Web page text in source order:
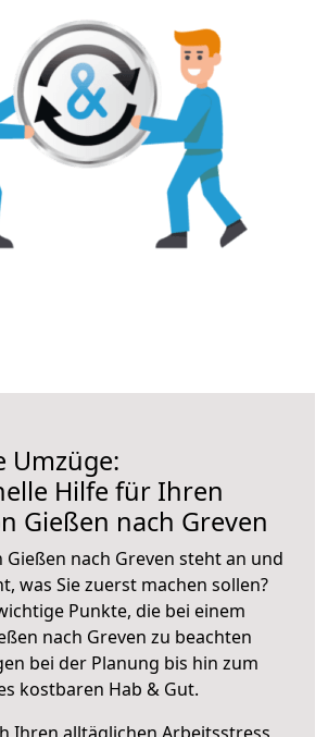
Umzüge:
Hilfe für Ihren
Gießen nach Greven
nach Greven steht an und
was Sie zuerst machen sollen?
Punkte, die bei einem
nach Greven zu beachten
bei der Planung bis hin zum
kostbaren Hab & Gut.